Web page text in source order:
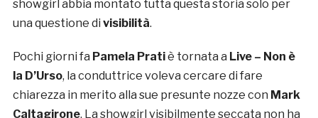
showgirl abbia montato tutta questa storia solo per
una questione di visibilità.
Pochi giorni fa Pamela Pratiè tornata a Live – Non è
la D’Urso, la conduttrice voleva cercare di fare
chiarezza in merito alla sue presunte nozze con Mark
Caltagirone. La showgirl visibilmente seccata non ha